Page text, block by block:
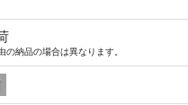
納品の場合は異なります。